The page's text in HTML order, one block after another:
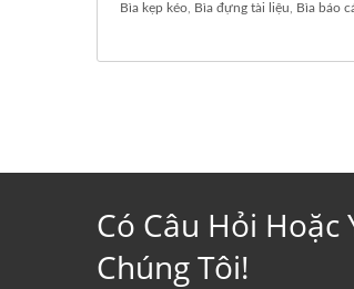
Bìa kẹp kéo Bìa đựng tài liệu Bìa báo
Có Câu Hỏi Hoặc
Chúng Tôi!